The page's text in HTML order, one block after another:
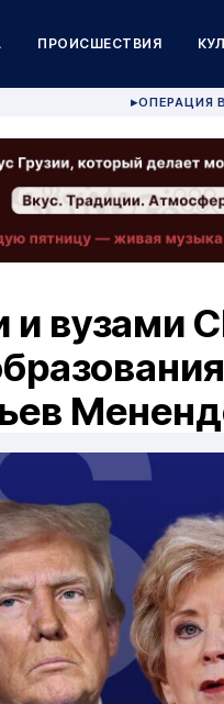
ПРОИСШЕСТВИЯ
▶ОПЕРАЦИЯ
и вузами